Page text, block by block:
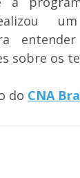
realizou
sobre os
do CNA